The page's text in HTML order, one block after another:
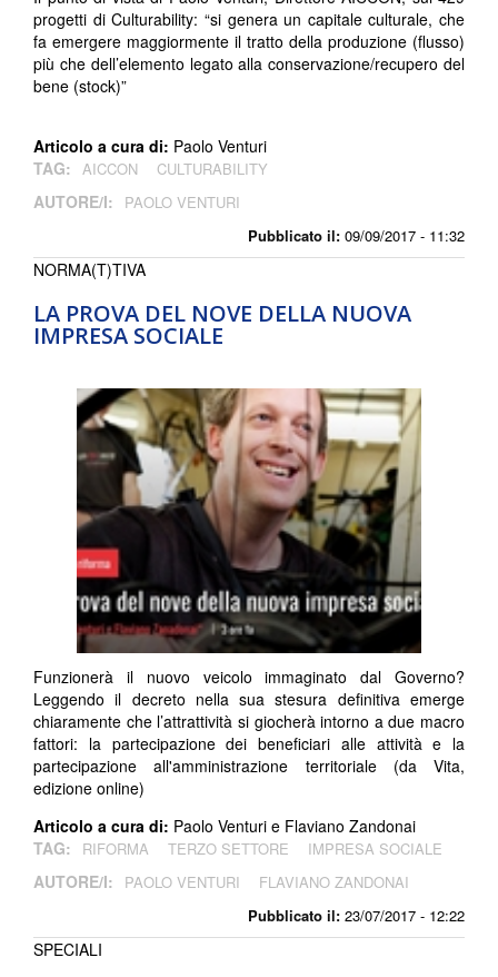
Pubblicato il: 09/09/2017 - 11:32
progetti di Culturability: “si genera un capitale culturale, che
fa emergere maggiormente il tratto della produzione (flusso)
più che dell’elemento legato alla conservazione/recupero del
bene (stock)”
Articolo a cura di: Paolo Venturi
TAG: AICCON CULTURABILITY
AUTORE/I: PAOLO VENTURI
LA PROVA DEL NOVE DELLA NUOVA
IMPRESA SOCIALE
Pubblicato il: 23/07/2017 - 12:22
NORMA(T)TIVA
Funzionerà il nuovo veicolo immaginato dal Governo?
Leggendo il decreto nella sua stesura definitiva emerge
chiaramente che l’attrattività si giocherà intorno a due macro
fattori: la partecipazione dei beneficiari alle attività e la
partecipazione all'amministrazione territoriale (da Vita,
edizione online)
Articolo a cura di: Paolo Venturi e Flaviano Zandonai
TAG:
RIFORMA TERZO SETTORE IMPRESA SOCIALE
AUTORE/I: PAOLO VENTURI FLAVIANO ZANDONAI
SPECIALI